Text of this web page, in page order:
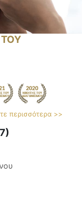
ΤΟΥ
περισσότερα >>